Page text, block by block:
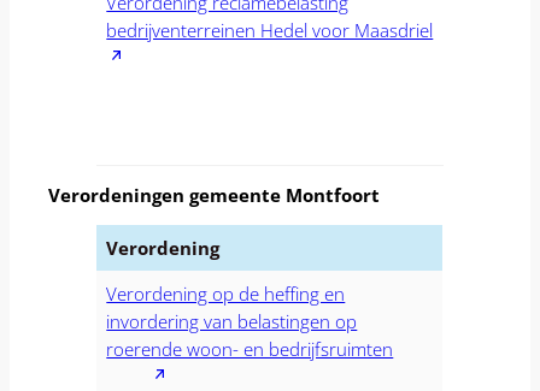
bedrijventerreinen Hedel voor Maasdriel
Verordeningen gemeente Montfoort
Verordening
Verordening op de heffing en
invordering van belastingen op
roerende woon- en bedrijfsruimten